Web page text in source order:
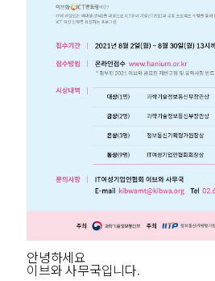
안녕하세요
이브와 사무국입니다.